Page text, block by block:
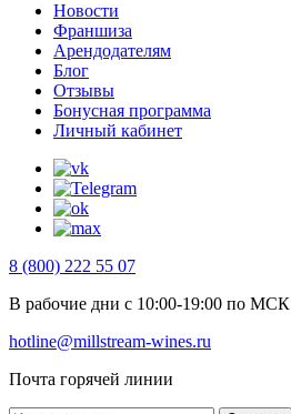
Новости
Франшиза
Арендодателям
Блог
Отзывы
Бонусная программа
Личный кабинет
8 (800) 222 55 07
В рабочие дни с 10:00-19:00 по МСК
hotline@millstream-wines.ru
Почта горячей линии